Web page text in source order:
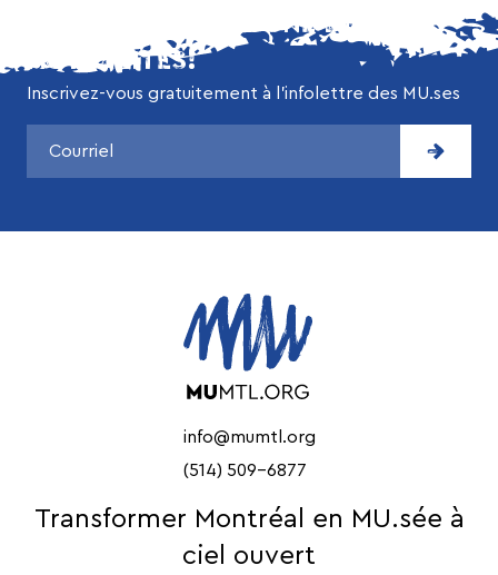
NE MANQUEZ AUCUNE DE NOS
ACTUALITÉS!
Inscrivez-vous gratuitement à l’infolettre des MU.ses
info@mumtl.org
(514) 509-6877
Transformer Montréal en MU.sée à
ciel ouvert